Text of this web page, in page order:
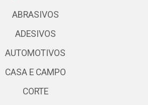
ABRASIVOS
ADESIVOS
AUTOMOTIVOS
CASA E CAMPO
CORTE